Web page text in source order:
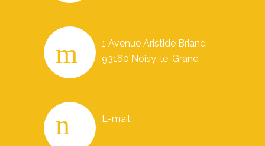
1 Avenue Aristide Briand
93160 Noisy-le-Grand
E-mail: